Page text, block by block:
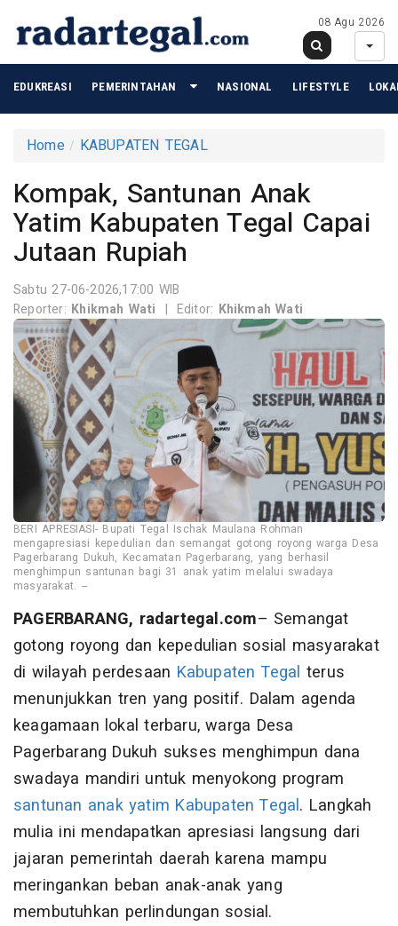
08 Agu 2026
EDUKREASI PEMERINTAHAN NASIONAL LIFESTYLE
Home KABUPATEN TEGAL
Kompak, Santunan Anak
Yatim Kabupaten Tegal Capai
Jutaan Rupiah
Sabtu 27-06-2026,17:00 WIB
Reporter: Khikmah Wati | Editor: Khikmah Wati
BERI APRESIASI- Bupati Tegal Ischak Maulana Rohman
mengapresiasi kepedulian dan semangat gotong royong warga Desa
Pagerbarang Dukuh, Kecamatan Pagerbarang, yang berhasil
menghimpun santunan bagi 31 anak yatim melalui swadaya
masyarakat. --
PAGERBARANG, radartegal.com– Semangat
gotong royong dan kepedulian sosial masyarakat
di wilayah perdesaan Kabupaten Tegal terus
menunjukkan tren yang positif. Dalam agenda
keagamaan lokal terbaru, warga Desa
Pagerbarang Dukuh sukses menghimpun dana
swadaya mandiri untuk menyokong program
santunan anak yatim Kabupaten Tegal. Langkah
mulia ini mendapatkan apresiasi langsung dari
jajaran pemerintah daerah karena mampu
meringankan beban anak-anak yang
membutuhkan perlindungan sosial.